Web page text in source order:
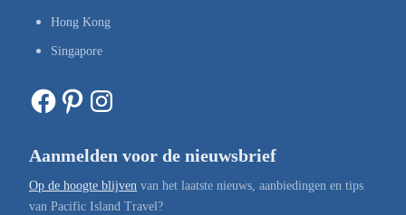
Hong Kong
Singapore
Facebook Pinterest Instagram
Aanmelden voor de nieuwsbrief
Op de hoogte blijven van het laatste nieuws, aanbiedingen en tips
van Pacific Island Travel?